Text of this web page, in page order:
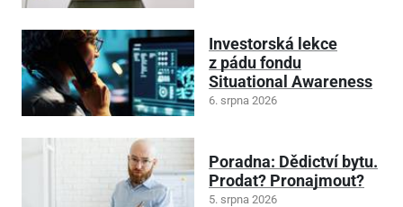
Investorská lekce
z pádu fondu
Situational Awareness
6. srpna 2026
Poradna: Dědictví bytu.
Prodat? Pronajmout?
5. srpna 2026